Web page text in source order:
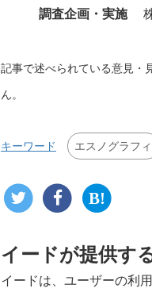
調査企画・実施
記事で述べられている意見・
ん。
キーワード エスノグラフィ
イードが提供す
イードは、ユーザーの利